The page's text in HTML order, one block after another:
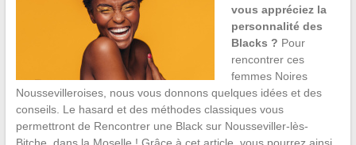
vous appréciez la
personnalité des
Blacks ? Pour
rencontrer ces
femmes Noires
Noussevilleroises, nous vous donnons quelques idées et des
conseils. Le hasard et des méthodes classiques vous
permettront de Rencontrer une Black sur Nousseviller-lès-